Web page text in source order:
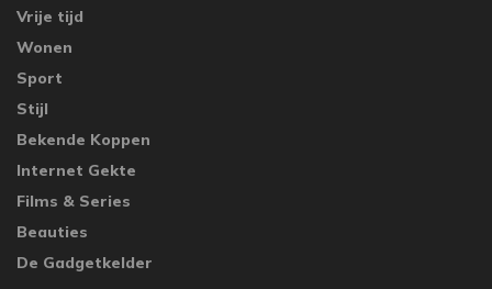
Vrije tijd
Wonen
Sport
Stijl
Bekende Koppen
Internet Gekte
Films & Series
Beauties
De Gadgetkelder